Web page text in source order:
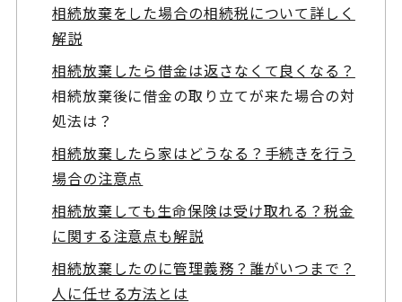
相続放棄をした場合の相続税について詳しく
解説
相続放棄したら借金は返さなくて良くなる？
相続放棄後に借金の取り立てが来た場合の対
処法は？
相続放棄したら家はどうなる？手続きを行う
場合の注意点
相続放棄しても生命保険は受け取れる？税金
に関する注意点も解説
相続放棄したのに管理義務？誰がいつまで？
人に任せる方法とは